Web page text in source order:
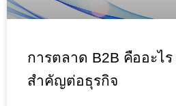
การตลาด B2B คืออะไ
สำคัญต่อธุรกิจ